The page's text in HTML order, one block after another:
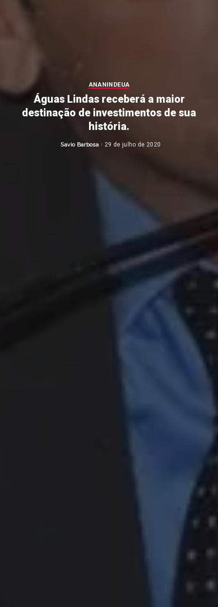
ANANINDEUA
Águas Lindas receberá a maior
destinação de investimentos de sua
história.
Posted
Savio Barbosa 29 de julho de 2020